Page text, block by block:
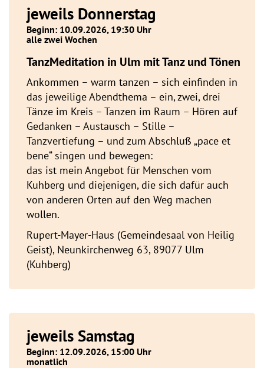
jeweils Donnerstag
Beginn: 10.09.2026, 19:30 Uhr
alle zwei Wochen
TanzMeditation in Ulm mit Tanz und Tönen
Ankommen – warm tanzen – sich einfinden in
das jeweilige Abendthema – ein, zwei, drei
Tänze im Kreis – Tanzen im Raum – Hören auf
Gedanken – Austausch – Stille –
Tanzvertiefung – und zum Abschluß „pace et
bene“ singen und bewegen:
das ist mein Angebot für Menschen vom
Kuhberg und diejenigen, die sich dafür auch
von anderen Orten auf den Weg machen
wollen.
Rupert-Mayer-Haus (Gemeindesaal von Heilig
Geist), Neunkirchenweg 63, 89077 Ulm
(Kuhberg)
jeweils Samstag
Beginn: 12.09.2026, 15:00 Uhr
monatlich